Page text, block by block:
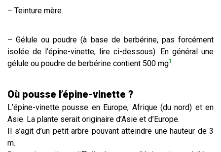
– Teinture mère.
– Gélule ou poudre (à base de berbérine, pas forcément
isolée de l’épine-vinette, lire ci-dessous). En général une
gélule ou poudre de berbérine contient 500 mg1 .
Où pousse l’épine-vinette ?
L’épine-vinette pousse en Europe, Afrique (du nord) et en
Asie. La plante serait originaire d’Asie et d’Europe.
Il s’agit d’un petit arbre pouvant atteindre une hauteur de 3
m.